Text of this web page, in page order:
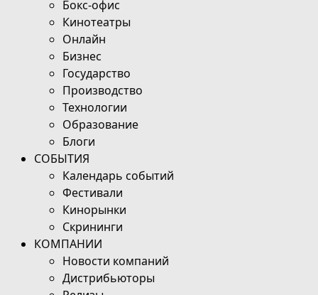
Бокс-офис
Кинотеатры
Онлайн
Бизнес
Государство
Производство
Технологии
Образование
Блоги
СОБЫТИЯ
Календарь событий
Фестивали
Кинорынки
Скрининги
КОМПАНИИ
Новости компаний
Дистрибьюторы